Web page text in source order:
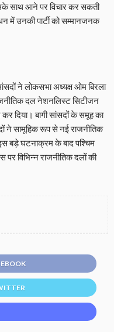
साथ आने पर विचार कर सकती
में उनकी पार्टी को सम्मानजनक
ने लोकसभा अध्यक्ष ओम बिरला
दल नेशनलिस्ट सिटीजन
दिया। बागी सांसदों के समूह का
ने सामूहिक रूप से नई राजनीतिक
बड़े घटनाक्रम के बाद पश्चिम
पर विभिन्न राजनीतिक दलों की